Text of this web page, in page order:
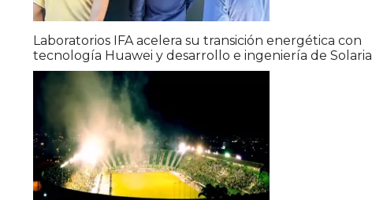
Laboratorios IFA acelera su transición energética con
tecnología Huawei y desarrollo e ingeniería de Solaria